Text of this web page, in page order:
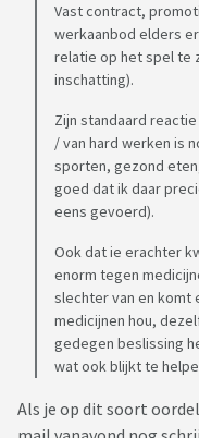
Vast contract,
werkaanbod elders
relatie op het spel te
inschatting).
Zijn standaard
/ van hard werken is
sporten, gezond
goed dat ik daar
eens gevoerd).
Ook dat ie erachter
enorm tegen
slechter van en komt
medicijnen hou,
gedegen beslissing
wat ook blijkt te
Als je op dit soort